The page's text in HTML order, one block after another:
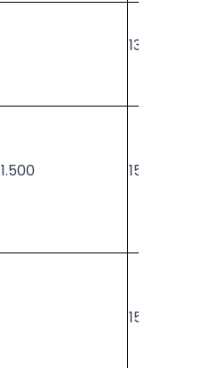
1381
1.500 1545
1546